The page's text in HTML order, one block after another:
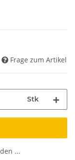
Frage zum Artikel
Stk
...